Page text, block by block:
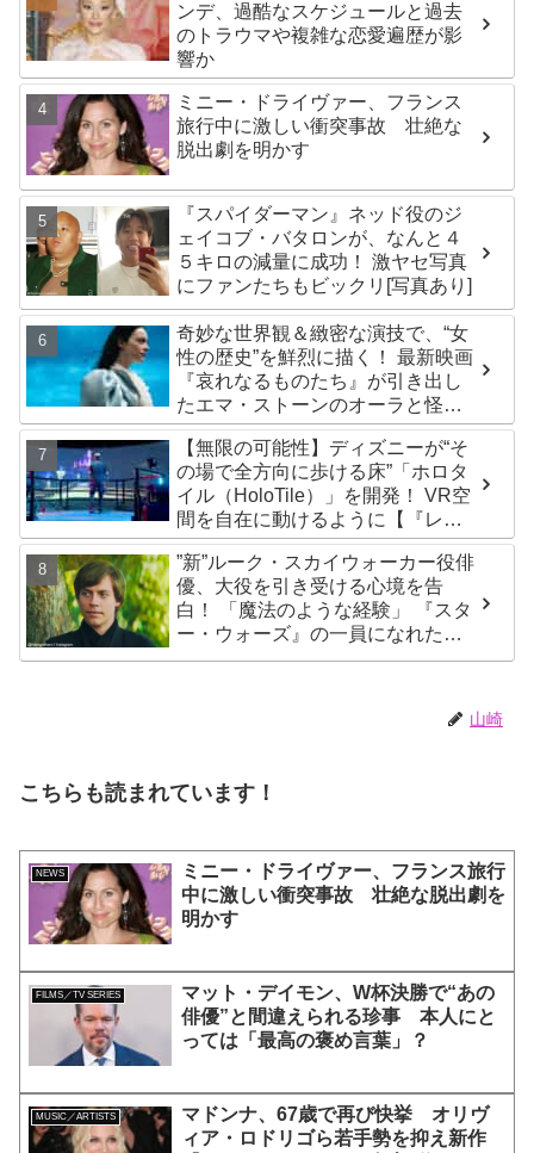
ンデ、過酷なスケジュールと過去
のトラウマや複雑な恋愛遍歴が影
響か
ミニー・ドライヴァー、フランス
旅行中に激しい衝突事故 壮絶な
脱出劇を明かす
『スパイダーマン』ネッド役のジ
ェイコブ・バタロンが、なんと４
５キロの減量に成功！ 激ヤセ写真
にファンたちもビックリ[写真あり]
奇妙な世界観＆緻密な演技で、“女
性の歴史”を鮮烈に描く！ 最新映画
『哀れなるものたち』が引き出し
たエマ・ストーンのオーラと怪
演、そして緻密すぎる演技力！ こ
れは女性の“自由意志”の物語［レビ
ュー＆解説］
【無限の可能性】ディズニーが“そ
の場で全方向に歩ける床”「ホロタ
イル（HoloTile）」を開発！ VR空
間を自在に動けるように【『レデ
ィプレ』実現への大きな一歩？】
”新”ルーク・スカイウォーカー役俳
優、大役を引き受ける心境を告
白！ 「魔法のような経験」 『スタ
ー・ウォーズ』の一員になれたこ
とによろこび爆発
山崎
こちらも読まれています！
NEWS
ミニー・ドライヴァー、フランス旅行
中に激しい衝突事故 壮絶な脱出劇を
明かす
FILMS／TV SERIES
マット・デイモン、W杯決勝で“あの
俳優”と間違えられる珍事 本人にと
っては「最高の褒め言葉」？
MUSIC／ARTISTS
マドンナ、67歳で再び快挙 オリヴ
ィア・ロドリゴら若手勢を抑え新作